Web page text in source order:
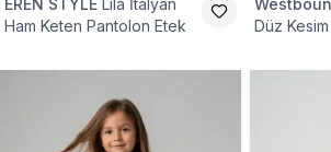
EREN STYLE Lila İtalyan
Ham Keten Pantolon Etek
Düz